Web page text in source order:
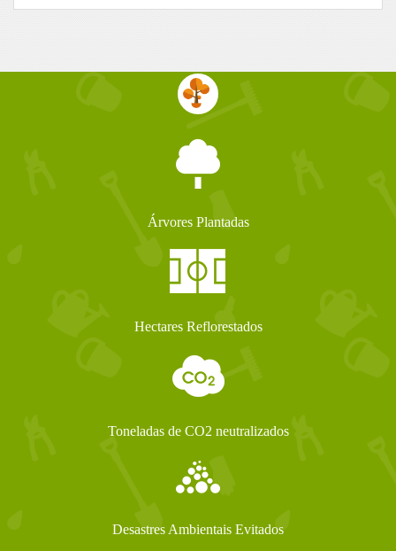
Árvores Plantadas
Hectares Reflorestados
Toneladas de CO2 neutralizados
Desastres Ambientais Evitados